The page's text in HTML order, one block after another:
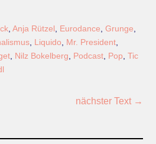
,Anja Rützel Eurodance ,Grunge
Liquido Mr. President
Nilz Bokelberg Podcast Pop ,Tic
nächster Text→